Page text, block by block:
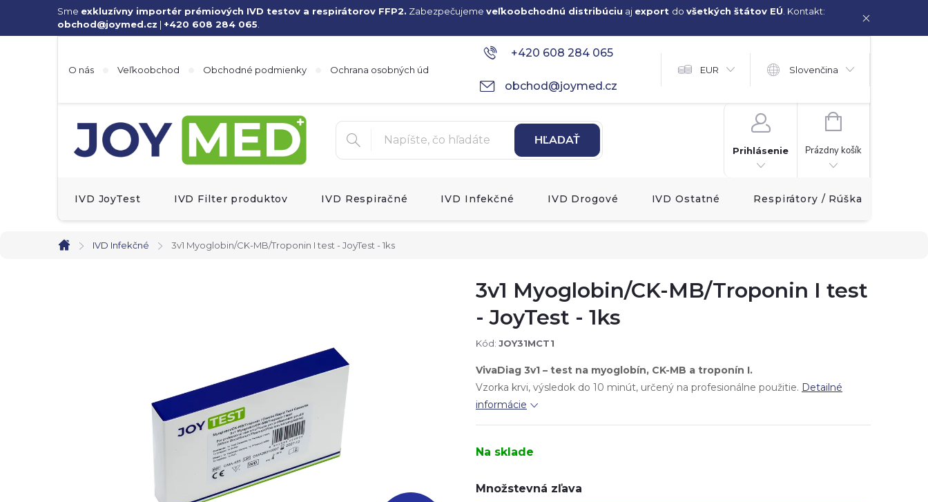
Sme exkluzívny importér prémiových IVD testov a respirátorov FFP2. Zabezpečujeme veľkoobchodnú distribúciu aj export do všetkých štátov EÚ . Kontakt:
obchod@joymed.cz | +420 608 284 065
+420 608 284 065
obchod@joymed.cz
O nás Veľkoobchod Obchodné podmienky Ochrana osobných údajov EUR Slovenčina
HĽADAŤ
Prihlásenie
NÁKUPNÝ
Prázdny košík
IVD JoyTest IVD Filter produktov IVD Respiračné IVD Infekčné IVD Drogové IVD Ostatné Respirátory / Rúška
Domov
IVD Infekčné 3v1 Myoglobin/CK-MB/Troponin I test - JoyTest - 1ks
3v1 Myoglobin/CK-MB/Troponin I test
- JoyTest - 1ks
Kód: JOY31MCT1
VivaDiag 3v1 – test na myoglobín, CK-MB a troponín I.
Vzorka krvi, výsledok do 10 minút, určený na profesionálne použitie. Detailné
informácie
Na sklade
Množstevná zľava